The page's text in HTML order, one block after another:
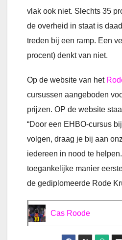
vlak ook niet. Slechts 35
de overheid in staat is
treden bij een ramp. Een
procent) denkt van niet.
Op de website van het
cursussen aangeboden
prijzen. OP de website
“Door een EHBO-cursus
volgen, draag je bij aan
iedereen in nood te
toegankelijke manier
de gediplomeerde Rode
Cas Roode